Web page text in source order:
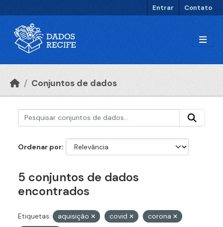
Entrar Contato
Conjuntos de dados
Ordenar por
5 conjuntos de dados
encontrados
Etiquetas: aquisição covid
corona